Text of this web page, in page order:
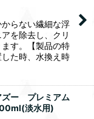
らない繊細な浮
を除去し、クリ
す。【製品の特
た時、水換え時
ズー プレミアム
淡水用)